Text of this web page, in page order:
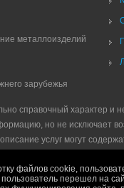
металлоизделий
зарубежья
справочный характер и
но не
услуг могут
файлов cookie,
перешел на